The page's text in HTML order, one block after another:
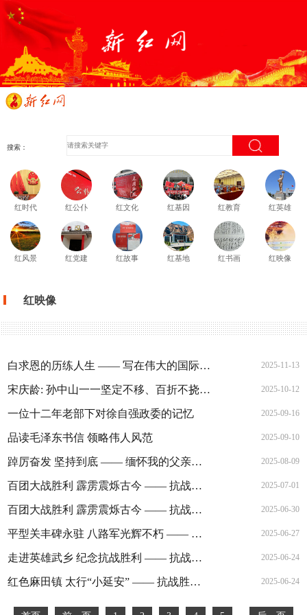
搜索：
红时代 红公仆 红文化 红基因 红教育 红英雄
红风景 红党建 红故事 红基地 红书画 红映像
红映像
白求恩的历练人生 —— 写在伟大的国际共产主义战士白求恩殉职86周年之际 2025-11-13
宋庆龄: 孙中山一一坚定不移、百折不挠的革命家 2025-10-12
一位十二年老部下对徐自强政委的记忆 2025-09-16
品读毛泽东书信 领略伟人风范 2025-09-10
踔厉奋发 坚持到底 —— 缅怀我的父亲李强同志 2025-08-09
百团大战胜利 霹雳震烁古今 —— 抗战胜利80周年山西行纪念百团大战（下） 2025-07-01
百团大战胜利 霹雳震烁古今 —— 抗战胜利80周年山西行纪念百团大战（上） 2025-06-30
平型关丰碑永驻 八路军光辉不朽 —— 抗战胜利80周年“山西行”走进平型关 2025-06-27
走进英雄武乡 纪念抗战胜利 —— 抗战胜利80周年“山西行”走进武乡 2025-06-24
红色麻田镇 太行“小延安” —— 抗战胜利80周年“山西行”走进麻田 2025-06-24